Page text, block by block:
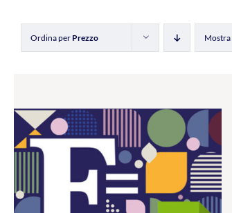
Ordina per Prezzo Mostra